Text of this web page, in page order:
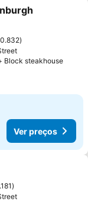
favoritos
Block steakhouse
Ver preços
favoritos